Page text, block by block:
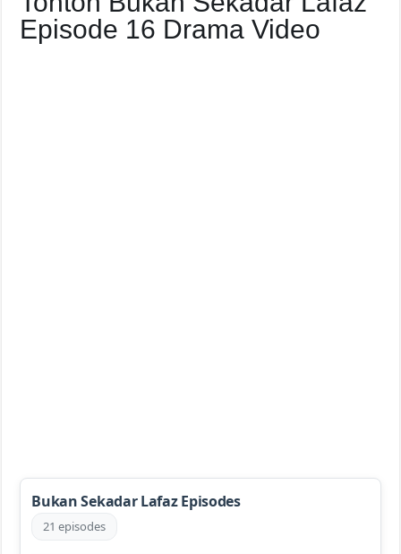
Episode 16 Drama Video
Bukan Sekadar Lafaz Episodes
21 episodes